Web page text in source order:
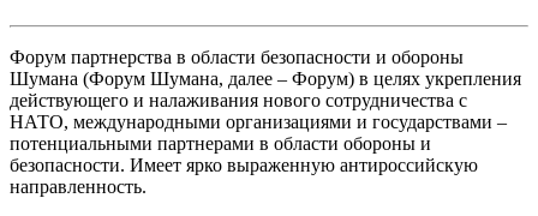
Форум партнерства в области безопасности и обороны
Шумана (Форум Шумана, далее – Форум) в целях укрепления
действующего и налаживания нового сотрудничества с
НАТО, международными организациями и государствами –
потенциальными партнерами в области обороны и
безопасности. Имеет ярко выраженную антироссийскую
направленность.